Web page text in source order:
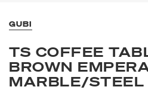
GUBI
TS COFFEE
BROWN
MARBLE/STEEL